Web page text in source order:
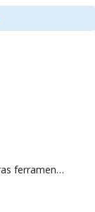
Como usar os dados do SketchUp com outras ferramentas e programas de modelagem